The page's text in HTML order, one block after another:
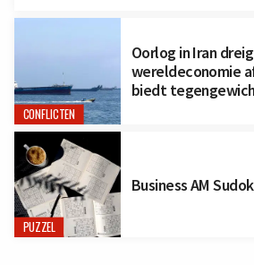
CONFLICTEN
Oorlog in Iran
wereldeconomie
biedt
PUZZEL
Business AM